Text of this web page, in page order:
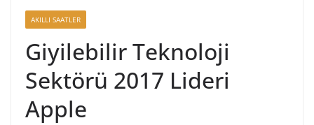
AKILLI SAATLER
Giyilebilir Teknoloji
Sektörü 2017 Lideri
Apple